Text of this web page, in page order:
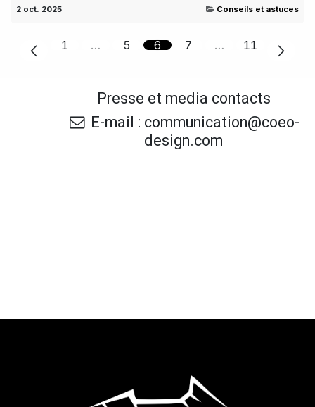
2 oct. 2025 Conseils et astuces
1 … 5 6 7 … 11
Presse et media contacts
E-mail : communication@coeo-
design.com